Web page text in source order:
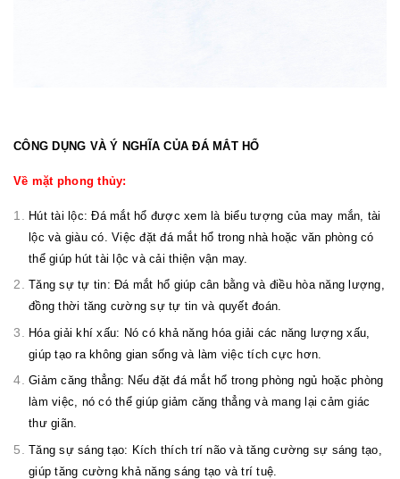
CÔNG DỤNG VÀ Ý NGHĨA CỦA ĐÁ MẮT HỔ
Về mặt phong thủy:
Hút tài lộc: Đá mắt hổ được xem là biểu tượng của may mắn, tài
lộc và giàu có. Việc đặt đá mắt hổ trong nhà hoặc văn phòng có
thể giúp hút tài lộc và cải thiện vận may.
Tăng sự tự tin: Đá mắt hổ giúp cân bằng và điều hòa năng lượng,
đồng thời tăng cường sự tự tin và quyết đoán.
Hóa giải khí xấu: Nó có khả năng hóa giải các năng lượng xấu,
giúp tạo ra không gian sống và làm việc tích cực hơn.
Giảm căng thẳng: Nếu đặt đá mắt hổ trong phòng ngủ hoặc phòng
làm việc, nó có thể giúp giảm căng thẳng và mang lại cảm giác
thư giãn.
Tăng sự sáng tạo: Kích thích trí não và tăng cường sự sáng tạo,
giúp tăng cường khả năng sáng tạo và trí tuệ.